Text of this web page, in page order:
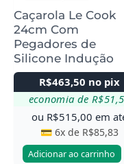
Caçarola Le Cook
24cm Com
Pegadores de
Silicone Indução
R$463,50 no pix
economia deR$
ou R$515,00 em
💳 6x de R$85,83
Adicionar ao carrinho